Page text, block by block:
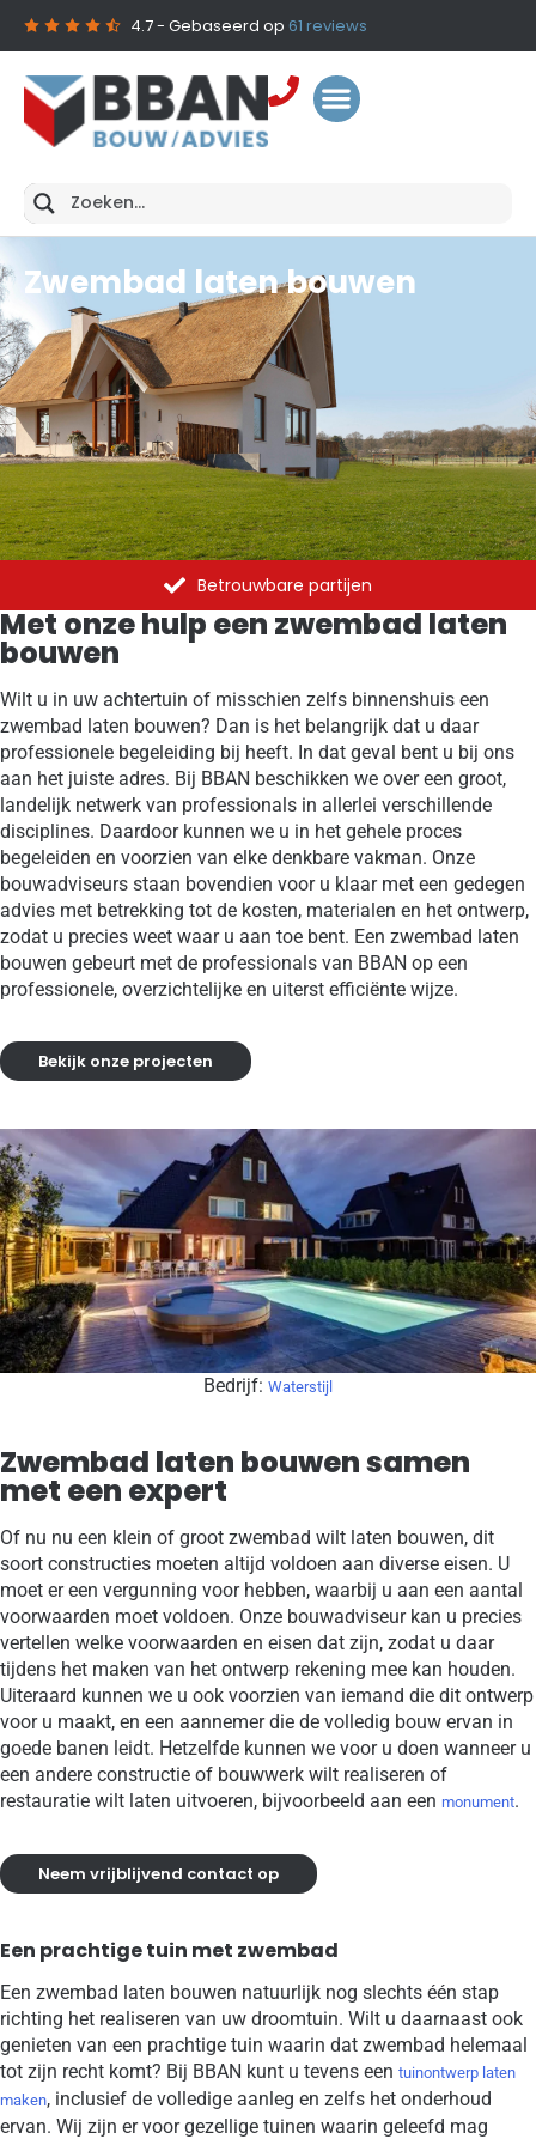
4.7- Gebaseerd op 61 reviews
Zwembad laten bouwen
Betrouwbare partijen
Met onze hulp een zwembad laten
bouwen
Wilt u in uw achtertuin of misschien zelfs binnenshuis een
zwembad laten bouwen? Dan is het belangrijk dat u daar
professionele begeleiding bij heeft. In dat geval bent u bij ons
aan het juiste adres. Bij BBAN beschikken we over een groot,
landelijk netwerk van professionals in allerlei verschillende
disciplines. Daardoor kunnen we u in het gehele proces
begeleiden en voorzien van elke denkbare vakman. Onze
bouwadviseurs staan bovendien voor u klaar met een gedegen
advies met betrekking tot de kosten, materialen en het ontwerp,
zodat u precies weet waar u aan toe bent. Een zwembad laten
bouwen gebeurt met de professionals van BBAN op een
professionele, overzichtelijke en uiterst efficiënte wijze.
Bekijk onze projecten
Bedrijf: Waterstijl
Zwembad laten bouwen samen
met een expert
Of nu nu een klein of groot zwembad wilt laten bouwen, dit
soort constructies moeten altijd voldoen aan diverse eisen. U
moet er een vergunning voor hebben, waarbij u aan een aantal
voorwaarden moet voldoen. Onze bouwadviseur kan u precies
vertellen welke voorwaarden en eisen dat zijn, zodat u daar
tijdens het maken van het ontwerp rekening mee kan houden.
Uiteraard kunnen we u ook voorzien van iemand die dit ontwerp
voor u maakt, en een aannemer die de volledig bouw ervan in
goede banen leidt. Hetzelfde kunnen we voor u doen wanneer u
een andere constructie of bouwwerk wilt realiseren of
restauratie wilt laten uitvoeren, bijvoorbeeld aan een monument.
Neem vrijblijvend contact op
Een prachtige tuin met zwembad
Een zwembad laten bouwen natuurlijk nog slechts één stap
richting het realiseren van uw droomtuin. Wilt u daarnaast ook
genieten van een prachtige tuin waarin dat zwembad helemaal
tot zijn recht komt? Bij BBAN kunt u tevens een tuinontwerp laten
maken, inclusief de volledige aanleg en zelfs het onderhoud
ervan. Wij zijn er voor gezellige tuinen waarin geleefd mag